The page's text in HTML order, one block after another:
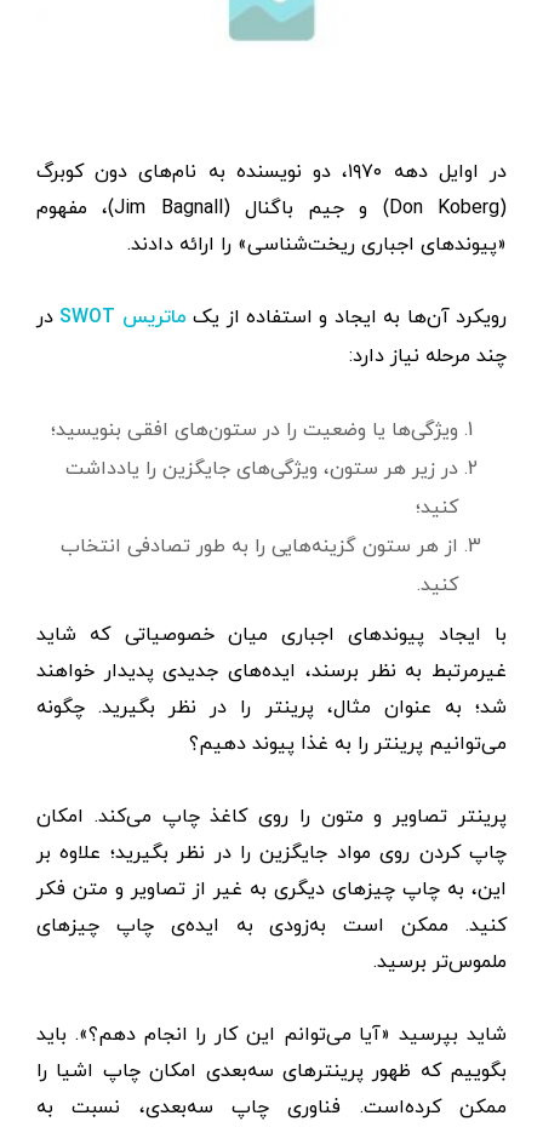
در اوایل دهه ۱۹۷۰، دو نویسنده به نام‌های دون کوبرگ
(Don Koberg) و جیم باگنال (Jim Bagnall)، مفهوم
«پیوندهای اجباری ریخت‌شناسی» را ارائه دادند.
رویکرد آن‌ها به ایجاد و استفاده از یک ماتریس SWOT
در
چند مرحله نیاز دارد:
ویژگی‌ها یا وضعیت را در ستون‌های افقی بنویسید؛
در زیر هر ستون، ویژگی‌های جایگزین را یادداشت
کنید؛
از هر ستون گزینه‌هایی را به طور تصادفی انتخاب
کنید.
با ایجاد پیوندهای اجباری میان خصوصیاتی که شاید
غیرمرتبط به نظر برسند، ایده‌های جدیدی پدیدار خواهند
شد؛ به عنوان مثال، پرینتر را در نظر بگیرید. چگونه
می‌توانیم پرینتر را به غذا پیوند دهیم؟
پرینتر تصاویر و متون را روی کاغذ چاپ می‌کند. امکان
چاپ کردن روی مواد جایگزین را در نظر بگیرید؛ علاوه بر
این، به چاپ چیزهای دیگری به غیر از تصاویر و متن فکر
کنید. ممکن است به‌زودی به ایده‌ی چاپ چیزهای
ملموس‌تر برسید.
شاید بپرسید «آیا می‌توانم این کار را انجام دهم؟». باید
بگوییم که ظهور پرینترهای سه‌بعدی امکان چاپ اشیا را
ممکن کرده‌است. فناوری چاپ سه‌بعدی، نسبت به